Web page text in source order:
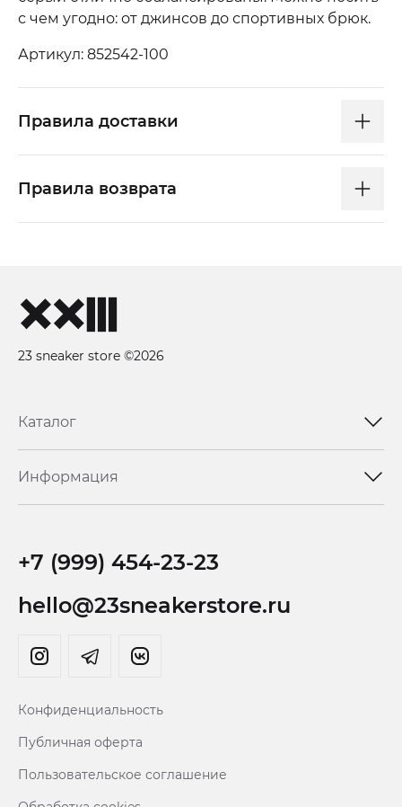
с чем угодно: от джинсов до спортивных брюк.
Артикул: 852542-100
Правила доставки
Правила возврата
23 sneaker store ©2026
Каталог
Информация
+7 (999) 454-23-23
hello@23sneakerstore.ru
Конфиденциальность
Публичная оферта
Пользовательское соглашение